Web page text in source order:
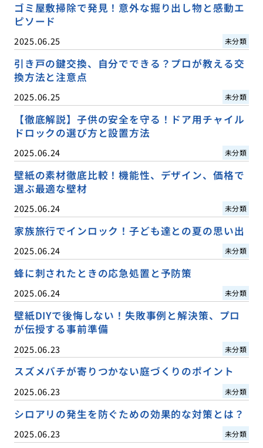
ゴミ屋敷掃除で発見！意外な掘り出し物と感動エ
ピソード
2025.06.25 未分類
引き戸の鍵交換、自分でできる？プロが教える交
換方法と注意点
2025.06.25 未分類
【徹底解説】子供の安全を守る！ドア用チャイル
ドロックの選び方と設置方法
2025.06.24 未分類
壁紙の素材徹底比較！機能性、デザイン、価格で
選ぶ最適な壁材
2025.06.24 未分類
家族旅行でインロック！子ども達との夏の思い出
2025.06.24 未分類
蜂に刺されたときの応急処置と予防策
2025.06.24 未分類
壁紙DIYで後悔しない！失敗事例と解決策、プロ
が伝授する事前準備
2025.06.23 未分類
スズメバチが寄りつかない庭づくりのポイント
2025.06.23 未分類
シロアリの発生を防ぐための効果的な対策とは？
2025.06.23 未分類